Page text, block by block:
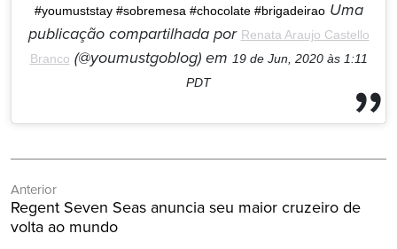
#youmuststay #sobremesa #chocolate #brigadeiraoUma
publicação compartilhada por Renata Araujo Castello
Branco (@youmustgoblog) em 19 de Jun, 2020 às 1:11
PDT
de
Post
Anterior
Post
Anterior:
Regent Seven Seas anuncia seu maior cruzeiro de
volta ao mundo